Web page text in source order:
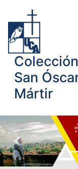
San
Mártir